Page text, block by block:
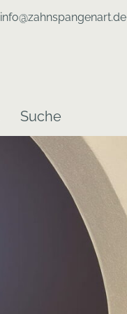
info@zahnspangenart.de
Suche